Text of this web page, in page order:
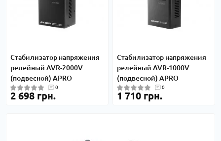
Стабилизатор напряжения
релейный AVR-2000V
(подвесной) APRO
0
2 698 грн.
Стабилизатор напряжения
релейный AVR-1000V
(подвесной) APRO
0
1 710 грн.